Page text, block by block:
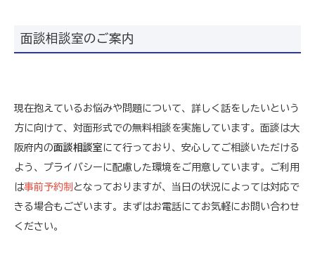
面談相談室のご案内
現在抱えているお悩みや問題について、詳しく話をしたいという
方に向けて、対面形式での無料相談を実施しています。面談は大
阪府内の面談相談室にて行っており、安心してご相談いただける
よう、プライバシーに配慮した環境をご用意しています。ご利用
は事前予約制となっておりますが、当日の状況によっては対応で
きる場合もございます。まずはお電話にてお気軽にお問い合わせ
ください。